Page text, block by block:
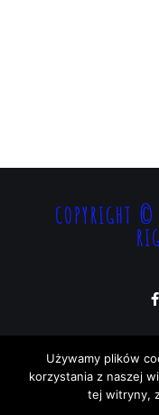
COPYRIGHT
Używamy plików
korzystania z naszej
tej witryny,